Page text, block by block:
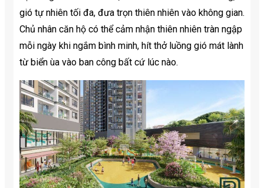
gió tự nhiên tối đa, đưa trọn thiên nhiên vào không gian.
Chủ nhân căn hộ có thể cảm nhận thiên nhiên tràn ngập
mỗi ngày khi ngắm bình minh, hít thở luồng gió mát lành
từ biển ùa vào ban công bất cứ lúc nào.